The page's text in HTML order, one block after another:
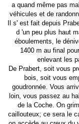
a quand même pas
véhicules et de
Il s' est fait depuis
d 'un peu plus haut
éboulements, le
1400 m au final
enlevant les
De Prabert, soit vous
bois, soit vous
goudronnée. Vous
loin, vous passez au
de la Coche. On
caillouteux; ce sera le